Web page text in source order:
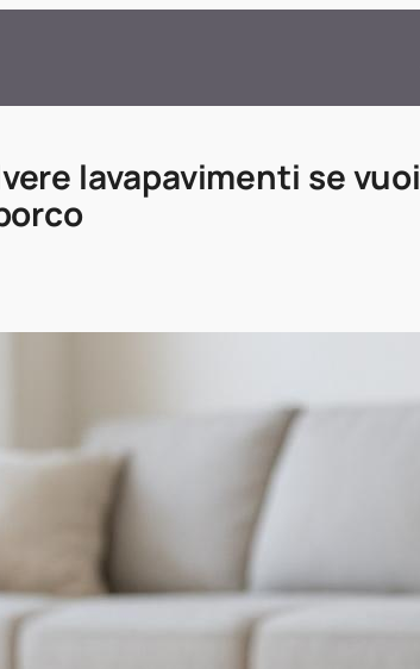
lavapavimenti se vuoi